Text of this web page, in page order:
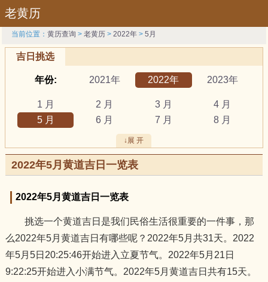
老黄历
当前位置：黄历查询 >老黄历 >2022年 >5月
吉日挑选
年份: 2021年 2022年 2023年
1 月 2 月 3 月
4 月
5 月
6 月 7 月
8 月
吉日: 安葬
祭祀
结婚 开工
开市
订婚
破土
羊
猴 鸡
狗
猪
↓展 开
2022年5月黄道吉日一览表
2022年5月黄道吉日一览表
挑选一个黄道吉日是我们民俗生活很重要的一件事，那
么2022年5月黄道吉日有哪些呢？2022年5月共31天。2022
年5月5日20:25:46开始进入立夏节气。2022年5月21日
9:22:25开始进入小满节气。2022年5月黄道吉日共有15天。